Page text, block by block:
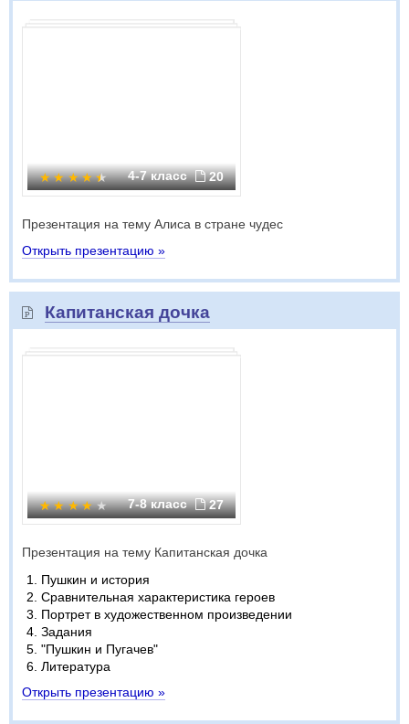
4-7 класс 20
Презентация на тему Алиса в стране чудес
Открыть презентацию »
Капитанская дочка
7-8 класс 27
Презентация на тему Капитанская дочка
Пушкин и история
Сравнительная характеристика героев
Портрет в художественном произведении
Задания
"Пушкин и Пугачев"
Литература
Открыть презентацию »